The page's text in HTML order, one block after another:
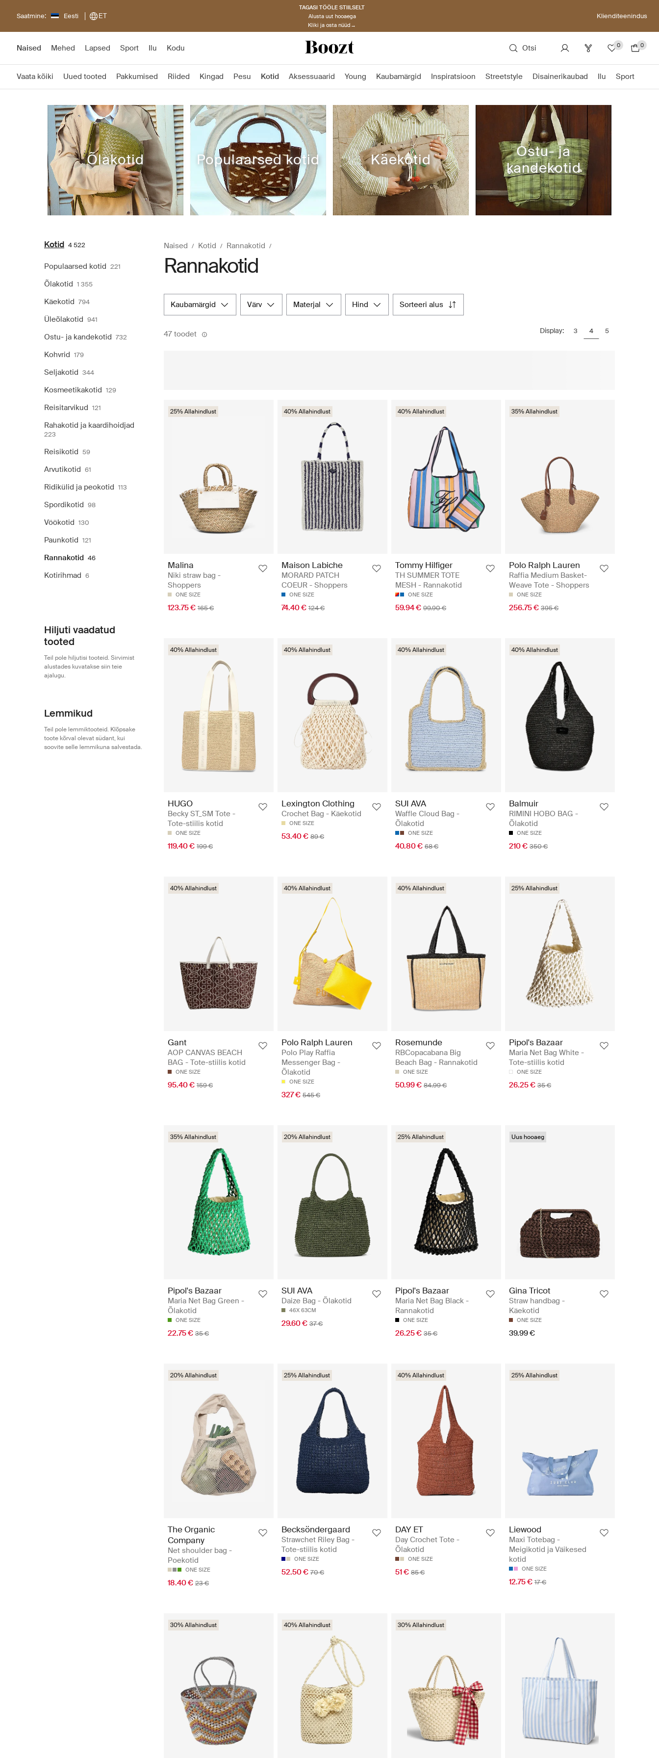
Saatmine: Eesti ET
TAGASI TÖÖLE STIILSELT
Alusta uut hooaega
Kliki ja osta nüüd→
Klienditeenindus
Naised Mehed Lapsed Sport Ilu Kodu Otsi 0 0
Vaata kõiki Uued tooted Pakkumised Riided Kingad Pesu Kotid Aksessuaarid Young Kaubamärgid Inspiratsioon Streetstyle Disainerikaubad Ilu Sport
Õlakotid Populaarsed kotid Käekotid
Ostu- ja
kandekotid
Kotid 4 522
Populaarsed kotid 221
Õlakotid 1 355
Käekotid 794
Üleõlakotid 941
Ostu- ja kandekotid 732
Kohvrid 179
Seljakotid 344
Kosmeetikakotid 129
Reisitarvikud 121
Rahakotid ja kaardihoidjad
223
Reisikotid 59
Arvutikotid 61
Ridikülid ja peokotid 113
Spordikotid 98
Vöökotid 130
Paunkotid 121
Rannakotid 46
Kotirihmad 6
Hiljuti vaadatud
tooted
Teil pole hiljutisi tooteid. Sirvimist
alustades kuvatakse siin teie
ajalugu.
Lemmikud
Teil pole lemmiktooteid. Klõpsake
toote kõrval olevat südant, kui
soovite selle lemmikuna salvestada.
Naised Kotid Rannakotid
Rannakotid
kaubamärgid värv materjal hind sorteeri alus
47 toodet Display: 3 4 5
25% Allahindlust
Malina
Niki straw bag -
Shoppers
ONE SIZE
123.75 € 165 €
40% Allahindlust
Maison Labiche
MORARD PATCH
COEUR - Shoppers
ONE SIZE
74.40 € 124 €
40% Allahindlust
Tommy Hilfiger
TH SUMMER TOTE
MESH - Rannakotid
ONE SIZE
59.94 € 99.90 €
35% Allahindlust
Polo Ralph Lauren
Raffia Medium Basket-
Weave Tote - Shoppers
ONE SIZE
256.75 € 395 €
40% Allahindlust
HUGO
Becky ST_SM Tote -
Tote-stiilis kotid
ONE SIZE
119.40 € 199 €
40% Allahindlust
Lexington Clothing
Crochet Bag - Käekotid
ONE SIZE
53.40 € 89 €
40% Allahindlust
SUI AVA
Waffle Cloud Bag -
Õlakotid
ONE SIZE
40.80 € 68 €
40% Allahindlust
Balmuir
RIMINI HOBO BAG -
Õlakotid
ONE SIZE
210 € 350 €
40% Allahindlust
Gant
AOP CANVAS BEACH
BAG - Tote-stiilis kotid
ONE SIZE
95.40 € 159 €
40% Allahindlust
Polo Ralph Lauren
Polo Play Raffia
Messenger Bag -
Õlakotid
ONE SIZE
327 € 545 €
40% Allahindlust
Rosemunde
RBCopacabana Big
Beach Bag - Rannakotid
ONE SIZE
50.99 € 84.99 €
25% Allahindlust
Pipol's Bazaar
Maria Net Bag White -
Tote-stiilis kotid
ONE SIZE
26.25 € 35 €
35% Allahindlust
Pipol's Bazaar
Maria Net Bag Green -
Õlakotid
ONE SIZE
22.75 € 35 €
20% Allahindlust
SUI AVA
Daize Bag - Õlakotid
46X 63CM
29.60 € 37 €
25% Allahindlust
Pipol's Bazaar
Maria Net Bag Black -
Rannakotid
ONE SIZE
26.25 € 35 €
Uus hooaeg
Gina Tricot
Straw handbag -
Käekotid
ONE SIZE
39.99 €
20% Allahindlust
The Organic
Company
Net shoulder bag -
Poekotid
ONE SIZE
18.40 € 23 €
25% Allahindlust
Becksöndergaard
Strawchet Riley Bag -
Tote-stiilis kotid
ONE SIZE
52.50 € 70 €
40% Allahindlust
DAY ET
Day Crochet Tote -
Õlakotid
ONE SIZE
51 € 85 €
25% Allahindlust
Liewood
Maxi Totebag -
Meigikotid ja Väikesed
kotid
ONE SIZE
12.75 € 17 €
30% Allahindlust 40% Allahindlust 30% Allahindlust